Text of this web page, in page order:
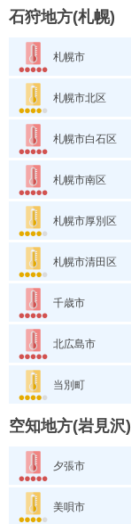
石狩地方(札幌)
札幌市
札幌市北区
札幌市白石区
札幌市南区
札幌市厚別区
札幌市清田区
千歳市
北広島市
当別町
空知地方(岩見沢)
夕張市
美唄市